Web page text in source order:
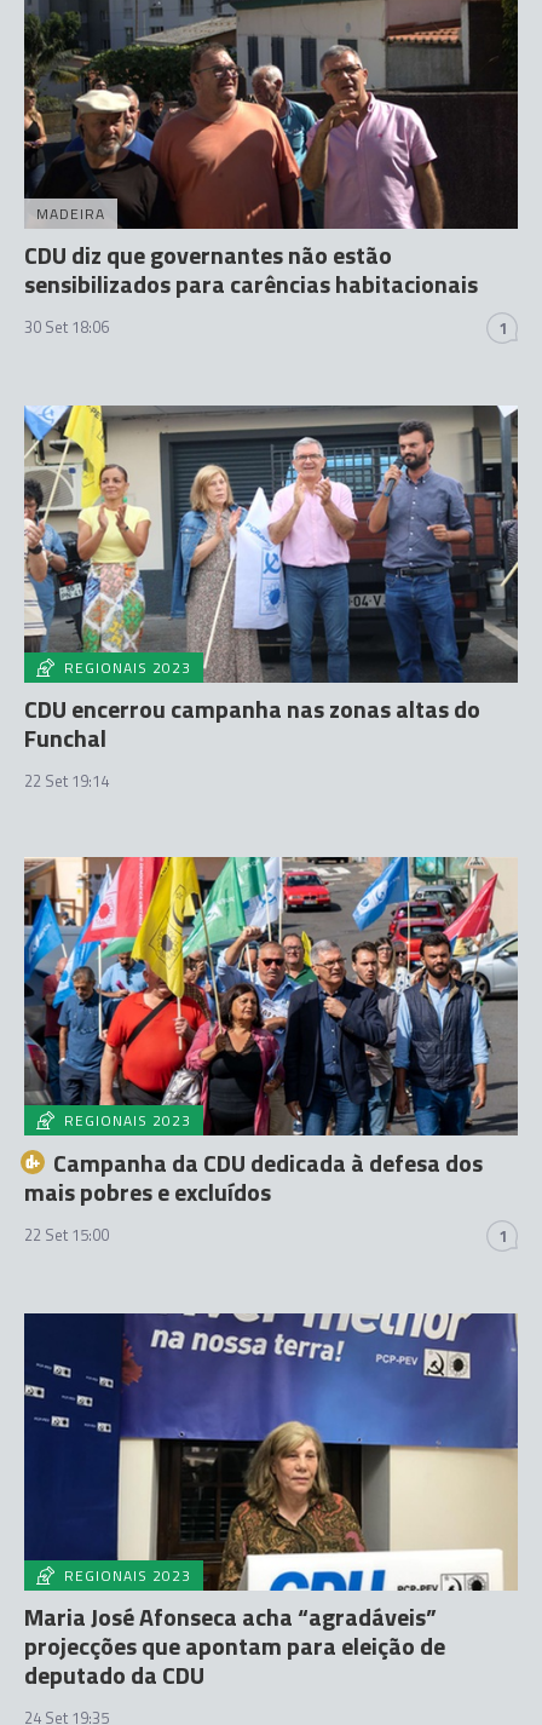
MADEIRA
CDU diz que governantes não estão
sensibilizados para carências habitacionais
30 Set 18:06 1
REGIONAIS 2023
CDU encerrou campanha nas zonas altas do
Funchal
22 Set 19:14
REGIONAIS 2023
Campanha da CDU dedicada à defesa dos
mais pobres e excluídos
22 Set 15:00 1
REGIONAIS 2023
Maria José Afonseca acha “agradáveis”
projecções que apontam para eleição de
deputado da CDU
24 Set 19:35